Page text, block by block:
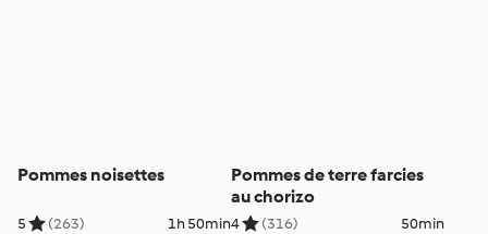
Pommes noisettes
5 (263) 1h 50min
Pommes de terre farcies
au chorizo
4 (316) 50min